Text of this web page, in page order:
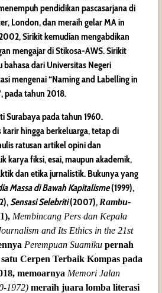
pendidikan pascasarjana di
London, dan meraih gelar MA in
Sirikit kemudian mengabdikan
mengajar di Stikosa-AWS. Sirikit
dari Universitas Negeri
mengenai “Naming and Labelling in
pada tahun 2018.
Surabaya pada tahun 1960.
hingga berkeluarga, tetap di
ratusan artikel opini dan
karya fiksi, esai, maupun akademik,
dan etika jurnalistik. Bukunya yang
Massa di Bawah Kapitalisme(1999),
Sensasi Selebriti(2007), Rambu-
Membincang Pers dan Kepala
and Its Ethics in the 21st
Perempuan Suamiku pernah
Cerpen Terbaik Kompas pada
memoarnya Memori Jalan
1972) meraih juara lomba literasi